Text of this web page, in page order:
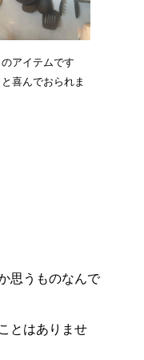
アイテムです
喜んでおられま
思うものなんで
とはありませ